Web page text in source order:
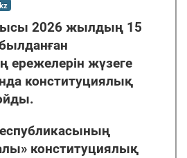
2026 жылдың 15
ережелерін жүзеге
конституциялық
конституциялық